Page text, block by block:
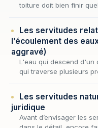
toiture doit bien finir
Les servitudes
l’écoulement des
aggravé)
L'eau qui descend d'un
qui traverse plusieurs
i…
Les servitudes
juridique
Avant d’envisager les